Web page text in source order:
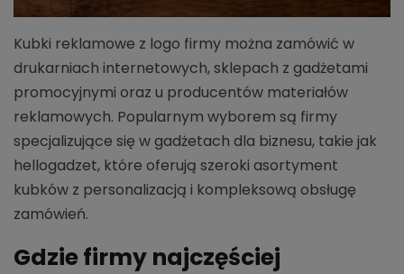
Kubki reklamowe z logo firmy można zamówić w
drukarniach internetowych, sklepach z gadżetami
promocyjnymi oraz u producentów materiałów
reklamowych. Popularnym wyborem są firmy
specjalizujące się w gadżetach dla biznesu, takie jak
hellogadzet, które oferują szeroki asortyment
kubków z personalizacją i kompleksową obsługę
zamówień.
Gdzie firmy najczęściej